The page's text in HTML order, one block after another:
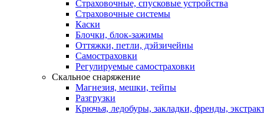
Страховочные, спусковые устройства
Страховочные системы
Каски
Блочки, блок-зажимы
Оттяжки, петли, дэйзичейны
Самостраховки
Регулируемые самостраховки
Скальное снаряжение
Магнезия, мешки, тейпы
Разгрузки
Крючья, ледобуры, закладки, френды,